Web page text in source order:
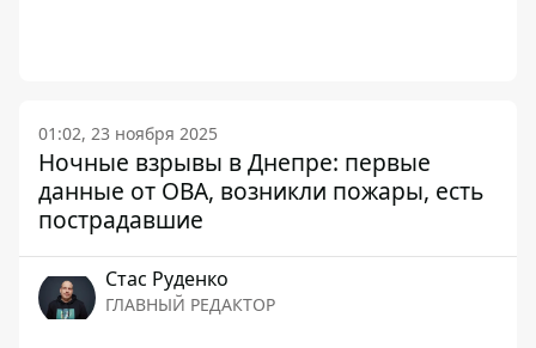
01:02, 23 ноября 2025
Ночные взрывы в Днепре: первые
данные от ОВА, возникли пожары, есть
пострадавшие
Стаc Руденко
ГЛАВНЫЙ РЕДАКТОР